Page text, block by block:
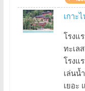
เกาะ
โรงแ
ทะเล
โรงแ
เล่นน้
เยอะ